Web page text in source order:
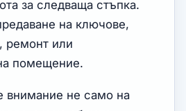
за следваща стъпка.
на ключове,
ремонт или
помещение.
внимание не само на